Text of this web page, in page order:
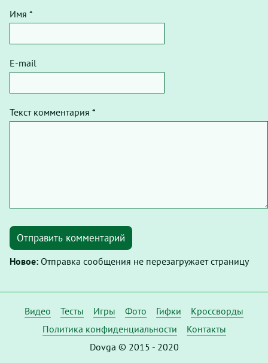
Имя *
E-mail
Текст комментария *
Отправить комментарий
Новое: Отправка сообщения не перезагружает страницу
Видео Тесты Игры Фото Гифки
Кроссворды
Политика конфиденциальности
Контакты
Dovga © 2015 - 2020